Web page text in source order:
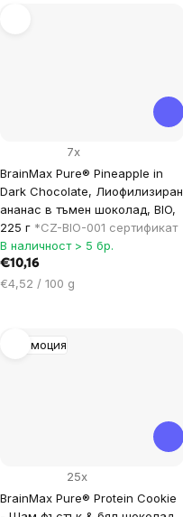
BrainMax Pure® Pineapple in
Dark Chocolate, Лиофилизиран
ананас в тъмен шоколад, BIO,
225 г *CZ-BIO-001 сертификат
7x
В наличност > 5 бр.
€10,16
Цена
€4,52 / 100 g
Промоция
BrainMax Pure® Protein Cookie
25x